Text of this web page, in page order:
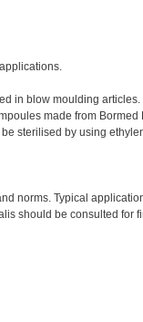
in blow moulding
made from
sterilised by using
norms. Typical
should be consulted for